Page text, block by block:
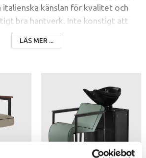
italienska känslan för kvalitet och
bra hantverk. Inte konstigt att
finns i mer än 100 länder.
att höra av er till oss. Vi hjälper
är ca 4 veckor. Vi har
med Ikano Bank om man skulle
eller hyra varorna.
LÄS MER ...